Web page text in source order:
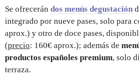
Se ofrecerán dos menús degustación
integrado por nueve pases, solo para
aprox.) y otro de doce pases,
(precio: 160€ aprox.); además de
productos españoles premium, solo
terraza.